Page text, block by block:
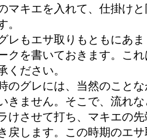
マキエを入れて、仕掛け
。
レもエサ取りもともにあ
クを書いておきます。こ
ください。
のグレには、当然のこと
きません。そこで、流れ
けさせて打ち、マキエの
戻します。この時期のエ